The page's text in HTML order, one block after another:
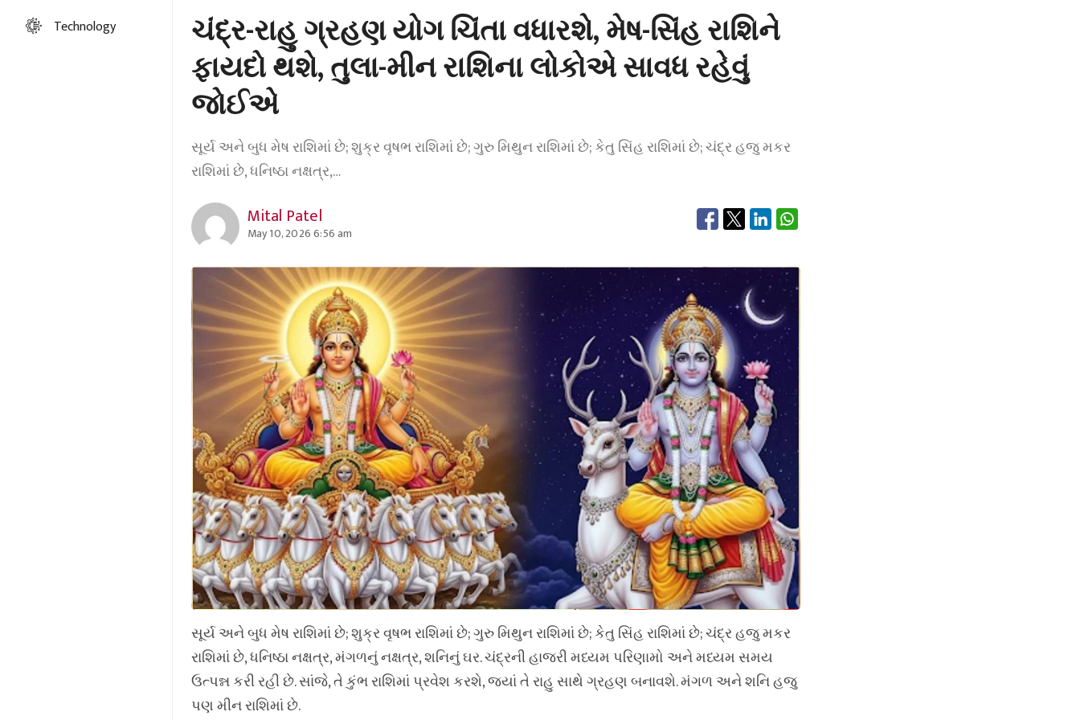
Technology
ચંદ્ર-રાહુ ગ્રહણ યોગ ચિંતા વધારશે, મેષ-સિંહ રાશિને
ફાયદો થશે, તુલા-મીન રાશિના લોકોએ સાવધ રહેવું
જોઈએ
સૂર્ય અને બુધ મેષ રાશિમાં છે; શુક્ર વૃષભ રાશિમાં છે; ગુરુ મિથુન રાશિમાં છે; કેતુ સિંહ રાશિમાં છે; ચંદ્ર હજુ મકર
રાશિમાં છે, ધનિષ્ઠા નક્ષત્ર,…
Mital Patel
May 10, 2026 6:56 am
સૂર્ય અને બુધ મેષ રાશિમાં છે; શુક્ર વૃષભ રાશિમાં છે; ગુરુ મિથુન રાશિમાં છે; કેતુ સિંહ રાશિમાં છે; ચંદ્ર હજુ મકર
રાશિમાં છે, ધનિષ્ઠા નક્ષત્ર, મંગળનું નક્ષત્ર, શનિનું ઘર. ચંદ્રની હાજરી મધ્યમ પરિણામો અને મધ્યમ સમય
ઉત્પન્ન કરી રહી છે. સાંજે, તે કુંભ રાશિમાં પ્રવેશ કરશે, જ્યાં તે રાહુ સાથે ગ્રહણ બનાવશે. મંગળ અને શનિ હજુ
પણ મીન રાશિમાં છે.